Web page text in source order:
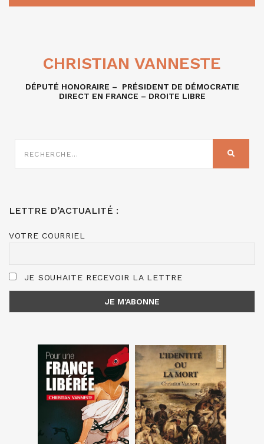
CHRISTIAN VANNESTE
DÉPUTÉ HONORAIRE – PRÉSIDENT DE DÉMOCRATIE
DIRECT EN FRANCE – DROITE LIBRE
SUR
LETTRE D’ACTUALITÉ :
VOTRE COURRIEL
JE SOUHAITE RECEVOIR LA LETTRE